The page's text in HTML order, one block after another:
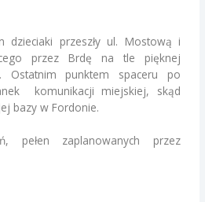
dzieciaki przeszły ul. Mostową i
przez Brdę na tle pięknej
Ostatnim punktem spaceru po
komunikacji miejskiej, skąd
bazy w Fordonie.
pełen zaplanowanych przez